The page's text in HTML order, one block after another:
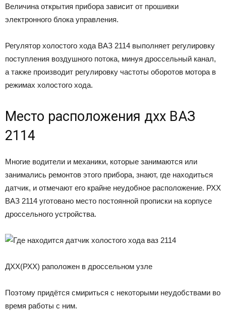
Величина открытия прибора зависит от прошивки
электронного блока управления.
Регулятор холостого хода ВАЗ 2114 выполняет регулировку
поступления воздушного потока, минуя дроссельный канал,
а также производит регулировку частоты оборотов мотора в
режимах холостого хода.
Место расположения дхх ВАЗ
2114
Многие водители и механики, которые занимаются или
занимались ремонтов этого прибора, знают, где находиться
датчик, и отмечают его крайне неудобное расположение. РХХ
ВАЗ 2114 уготовано место постоянной прописки на корпусе
дроссельного устройства.
ДХХ(РХХ) раположен в дроссельном узле
Поэтому придётся смириться с некоторыми неудобствами во
время работы с ним.